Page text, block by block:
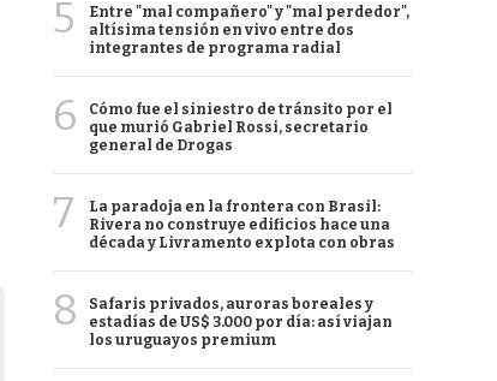
5
Entre "mal compañero" y "mal perdedor",
altísima tensión en vivo entre dos
integrantes de programa radial
6
Cómo fue el siniestro de tránsito por el
que murió Gabriel Rossi, secretario
general de Drogas
7
La paradoja en la frontera con Brasil:
Rivera no construye edificios hace una
década y Livramento explota con obras
8
Safaris privados, auroras boreales y
estadías de US$ 3.000 por día: así viajan
los uruguayos premium